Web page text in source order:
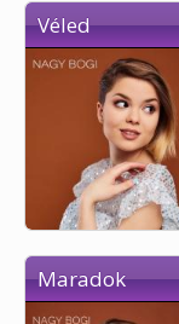
Véled
Maradok